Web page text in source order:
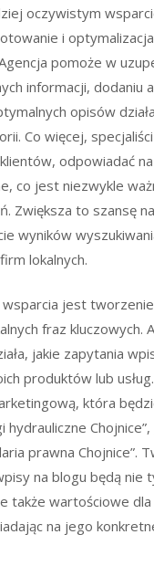
oczywistym
i
pomoże w
informacji, dodaniu
opisów
Co więcej,
odpowiadać
co jest niezwykle
Zwiększa to szansę
wyników
lokalnych.
jest
fraz kluczowych.
jakie zapytania
produktów lub
która
hydrauliczne
prawna Chojnice”.
na blogu będą nie
także wartościowe dla
na jego